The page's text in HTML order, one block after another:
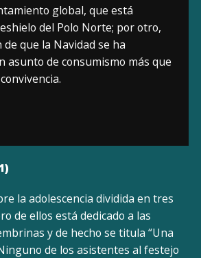
global, que está
del Polo Norte; por otro,
que la Navidad se ha
asunto de consumismo más que
la adolescencia dividida en tres
de ellos está dedicado a las
y de hecho se titula “Una
de los asistentes al festejo